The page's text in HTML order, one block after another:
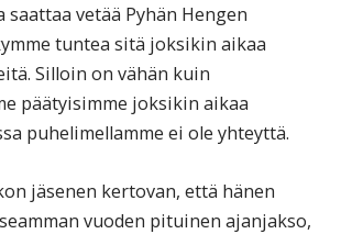
saattaa vetää Pyhän Hengen
tuntea sitä joksikin aikaa
Silloin on vähän kuin
päätyisimme joksikin aikaa
puhelimellamme ei ole yhteyttä.
jäsenen kertovan, että hänen
vuoden pituinen ajanjakso,